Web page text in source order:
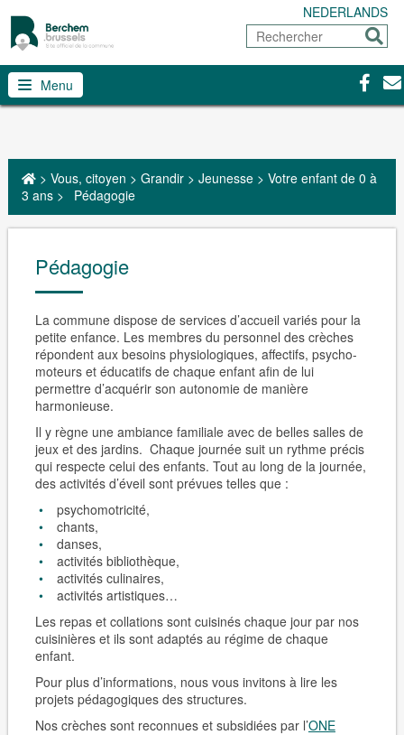
NEDERLANDS
Rechercher
Menu
> Vous, citoyen > Grandir> Jeunesse> Votre enfant de 0 à
3 ans> Pédagogie
Pédagogie
La commune dispose de services d’accueil variés pour la
petite enfance. Les membres du personnel des crèches
répondent aux besoins physiologiques, affectifs, psycho-
moteurs et éducatifs de chaque enfant afin de lui
permettre d’acquérir son autonomie de manière
harmonieuse.
Il y règne une ambiance familiale avec de belles salles de
jeux et des jardins. Chaque journée suit un rythme précis
qui respecte celui des enfants. Tout au long de la journée,
des activités d’éveil sont prévues telles que :
psychomotricité,
chants,
danses,
activités bibliothèque,
activités culinaires,
activités artistiques…
Les repas et collations sont cuisinés chaque jour par nos
cuisinières et ils sont adaptés au régime de chaque
enfant.
Pour plus d’informations, nous vous invitons à lire les
projets pédagogiques des structures.
Nos crèches sont reconnues et subsidiées par l’ONE